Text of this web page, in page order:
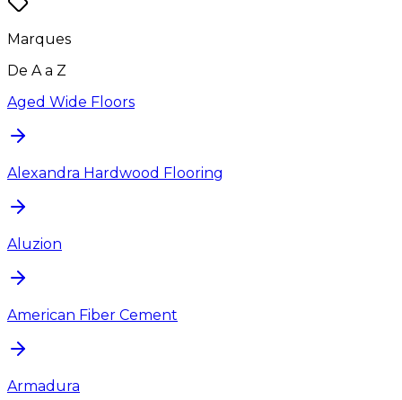
Marques
De A a Z
Aged Wide Floors
Alexandra Hardwood Flooring
Aluzion
American Fiber Cement
Armadura